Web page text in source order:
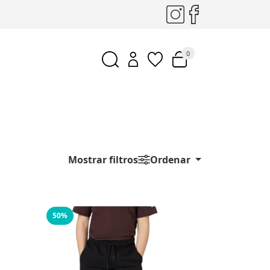
0
Mostrar filtros Ordenar
50%